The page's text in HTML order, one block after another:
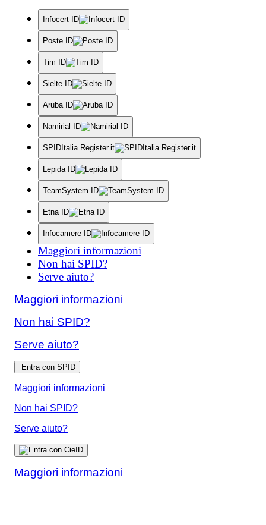
Infocert ID
Poste ID
Tim ID
Sielte ID
Aruba ID
Namirial ID
SPIDItalia Register.it
Lepida ID
TeamSystem ID
Etna ID
Infocamere ID
Maggiori informazioni
Non hai SPID?
Serve aiuto?
Maggiori informazioni
Non hai SPID?
Serve aiuto?
Entra con SPID
Maggiori informazioni
Non hai SPID?
Serve aiuto?
Maggiori informazioni